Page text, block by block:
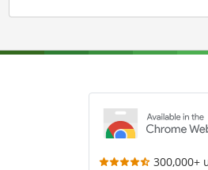
300,000+